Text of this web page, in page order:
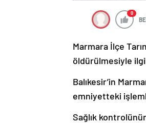
0
Marmara İlçe
öldürülmesiyle
Balıkesir’in
emniyetteki
Sağlık